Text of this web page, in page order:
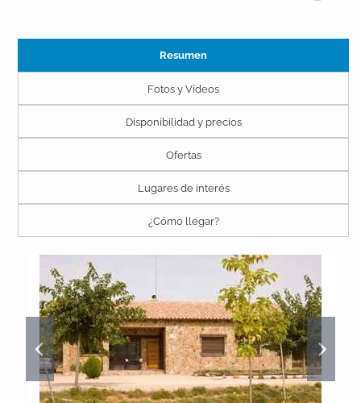
Resumen
Fotos y Vídeos
Disponibilidad y precios
Ofertas
Lugares de interés
¿Cómo llegar?